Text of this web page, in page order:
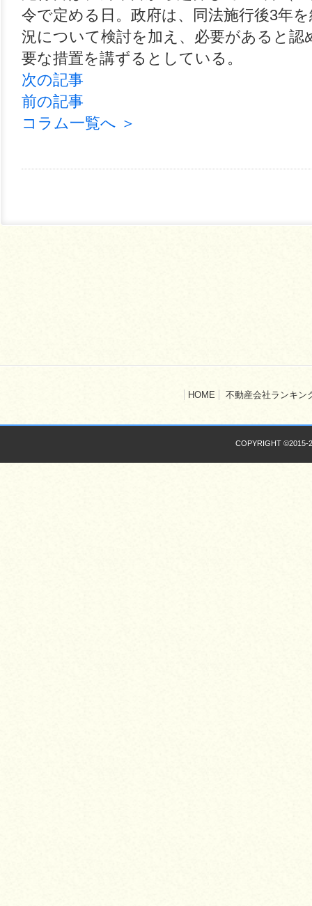
令で定める日。政府は、同法施行後3年
況について検討を加え、必要があると
要な措置を講ずるとしている。
次の記事
前の記事
コラム一覧へ ＞
HOME 不動産会社ランキン
COPYRIGHT ©2015-